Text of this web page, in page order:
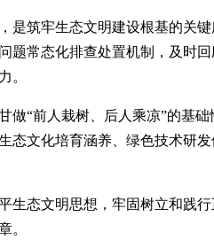
筑牢生态文明建设根基的关
常态化排查处置机制，及时
。
“前人栽树、后人乘凉”的基
文化培育涵养、绿色技术研
态文明思想，牢固树立和践
。